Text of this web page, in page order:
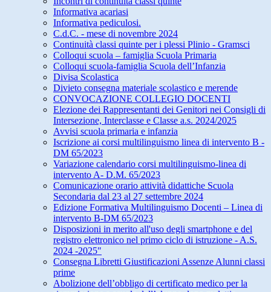
Informativa acariasi
Informativa pediculosi.
C.d.C. - mese di novembre 2024
Continuità classi quinte per i plessi Plinio - Gramsci
Colloqui scuola – famiglia Scuola Primaria
Colloqui scuola-famiglia Scuola dell’Infanzia
Divisa Scolastica
Divieto consegna materiale scolastico e merende
CONVOCAZIONE COLLEGIO DOCENTI
Elezione dei Rappresentanti dei Genitori nei Consigli di
Intersezione, Interclasse e Classe a.s. 2024/2025
Avvisi scuola primaria e infanzia
Iscrizione ai corsi multilinguismo linea di intervento B -
DM 65/2023
Variazione calendario corsi multilinguismo-linea di
intervento A- D.M. 65/2023
Comunicazione orario attività didattiche Scuola
Secondaria dal 23 al 27 settembre 2024
Edizione Formativa Multilinguismo Docenti – Linea di
intervento B-DM 65/2023
Disposizioni in merito all'uso degli smartphone e del
registro elettronico nel primo ciclo di istruzione - A.S.
2024 -2025"
Consegna Libretti Giustificazioni Assenze Alunni classi
prime
Abolizione dell’obbligo di certificato medico per la